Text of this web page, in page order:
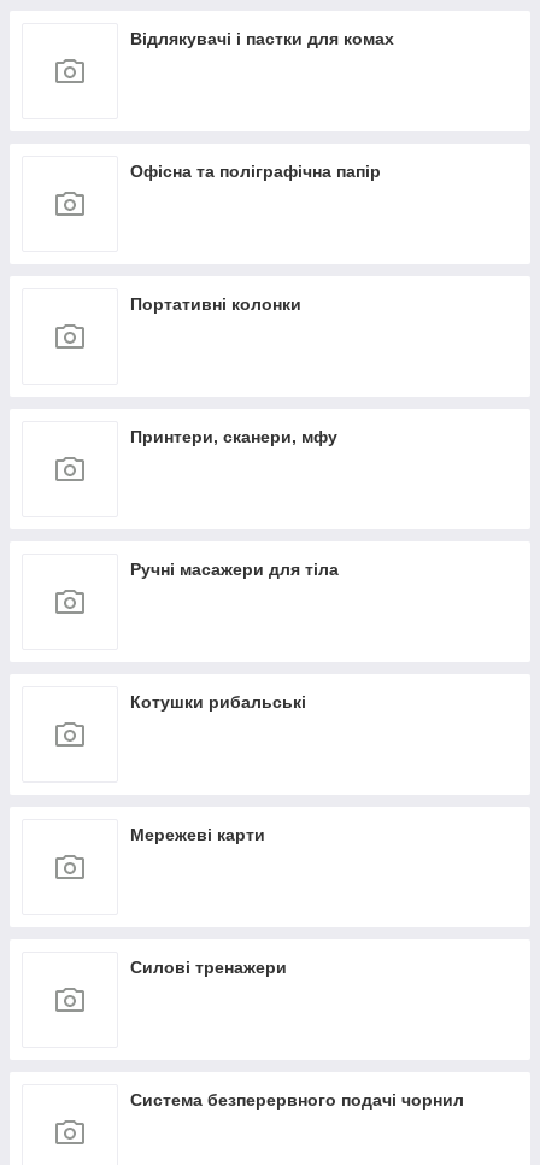
Відлякувачі і пастки для комах
Офісна та поліграфічна папір
Портативні колонки
Принтери, сканери, мфу
Ручні масажери для тіла
Котушки рибальські
Мережеві карти
Силові тренажери
Система безперервного подачі чорнил